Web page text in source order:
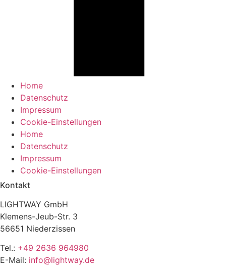
Home
Datenschutz
Impressum
Cookie-Einstellungen
Home
Datenschutz
Impressum
Cookie-Einstellungen
Kontakt
LIGHTWAY GmbH
Klemens-Jeub-Str. 3
56651 Niederzissen
Tel.: +49 2636 964980
E-Mail: info@lightway.de